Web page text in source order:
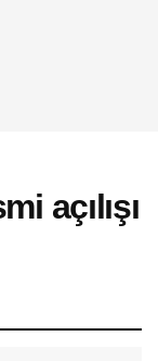
açılışı